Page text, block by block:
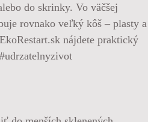
do skrinky. Vo väčšej
rovnako veľký kôš – plasty a
nájdete praktický